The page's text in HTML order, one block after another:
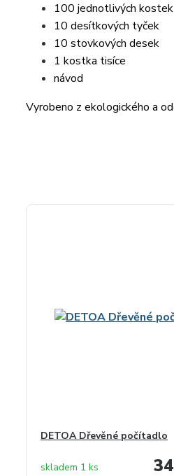
100 jednotlivých kostek
10 desítkových tyček
10 stovkových desek
1 kostka tisíce
návod
Vyrobeno z ekologického a
DETOA Dřevěné počítadlo
skladem 1 ks